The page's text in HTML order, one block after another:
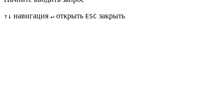
↑ ↓ навигация ↵ открыть ESC закрыть